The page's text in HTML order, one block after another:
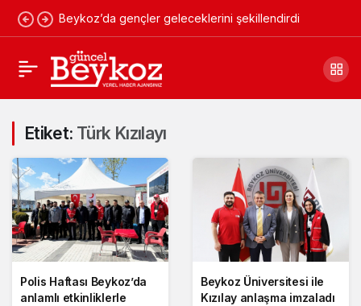
Beykoz’da gençler geleceklerini şekillendirdi
Etiket: Türk Kızılayı
Polis Haftası Beykoz’da
anlamlı etkinliklerle
Beykoz Üniversitesi ile
Kızılay anlaşma imzaladı